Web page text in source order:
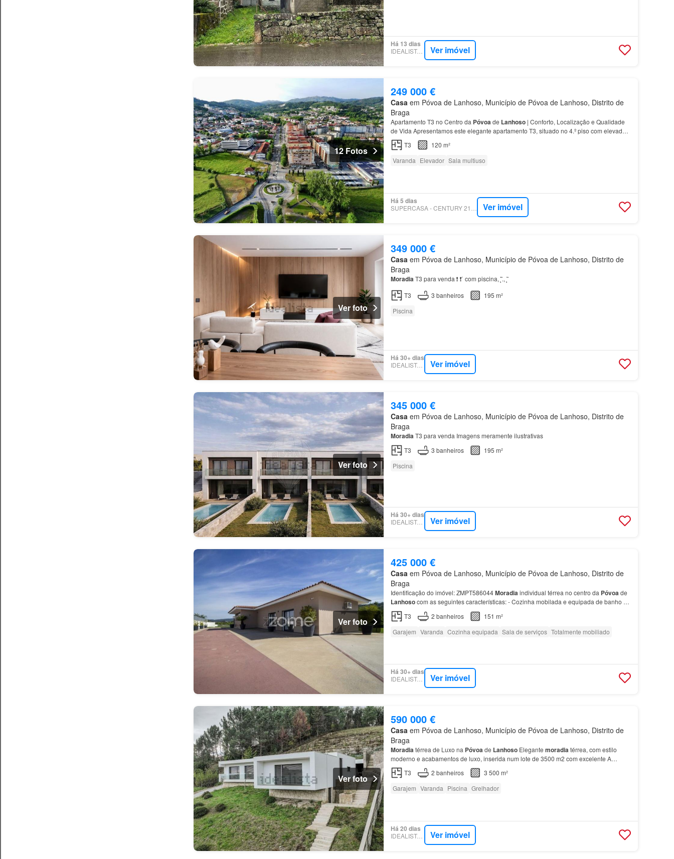
Há 13 dias
IDEALISTA.PT Ver imóvel
12 Fotos
249 000 €
Casaem Póvoa de Lanhoso, Município de Póvoa de Lanhoso, Distrito de
Braga
Apartamento T3 no Centro da Póvoade Lanhoso| Conforto, Localização e Qualidade
de Vida Apresentamos este elegante apartamento T3, situado no 4.º piso com elevador,
em plena zona central da
T3
120 m²
Varanda Elevador Sala multiuso
Há 5 dias
Ver imóvel
Ver foto
349 000 €
Casaem Póvoa de Lanhoso, Município de Póvoa de Lanhoso, Distrito de
Braga
MoradiaT3 para venda ❗ ❗ ́ com piscina, ̧̃ ́., ̧̃
T3
3 banheiros
195 m²
Piscina
Há 30+ dias
IDEALISTA.PT Ver imóvel
Ver foto
345 000 €
Casaem Póvoa de Lanhoso, Município de Póvoa de Lanhoso, Distrito de
Braga
MoradiaT3 para venda Imagens meramente ilustrativas
T3
3 banheiros
195 m²
Piscina
Há 30+ dias
IDEALISTA.PT Ver imóvel
Ver foto
425 000 €
Casaem Póvoa de Lanhoso, Município de Póvoa de Lanhoso, Distrito de
Braga
Identificação do imóvel: ZMPT586044Moradiaindividual térrea no centro da Póvoade
Lanhosocom as seguintes características: - Cozinha mobilada e equipada de banho de
serviço com polivan…
T3 2 banheiros
151 m²
Garajem Varanda Cozinha equipada Sala de serviços Totalmente mobiliado
Há 30+ dias
IDEALISTA.PT Ver imóvel
Ver foto
590 000 €
Casaem Póvoa de Lanhoso, Município de Póvoa de Lanhoso, Distrito de
Braga
Moradiatérrea de Luxo na Póvoade LanhosoElegante moradiatérrea, com estilo
moderno e acabamentos de luxo, inserida num lote de 3500 m2 com excelente A
poucos minutos do centro daPóvoa
T3 2 banheiros
3 500 m²
Garajem Varanda Piscina Grelhador
Há 20 dias
IDEALISTA.PT Ver imóvel